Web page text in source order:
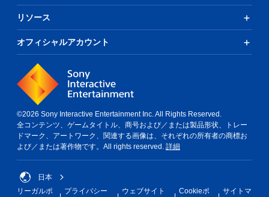
リソース
オフィシャルアカウント
©2026 Sony Interactive Entertainment Inc. All Rights Reserved.
全コンテンツ、ゲームタイトル、商号および／または製品形状、トレー
ドマーク、アートワーク、関連する画像は、それぞれの所有者の商標お
よび／または著作物です。All rights reserved. 詳細
日本
リーガルポ
プライバシー
ウェブサイト
Cookieポ
サイトマ